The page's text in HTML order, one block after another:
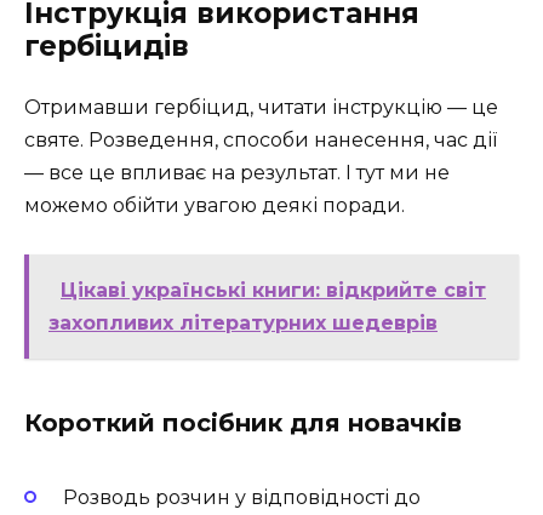
Інструкція використання
гербіцидів
Отримавши гербіцид, читати інструкцію — це
святе. Розведення, способи нанесення, час дії
— все це впливає на результат. І тут ми не
можемо обійти увагою деякі поради.
Цікаві українські книги: відкрийте світ
захопливих літературних шедеврів
Короткий посібник для новачків
Розводь розчин у відповідності до